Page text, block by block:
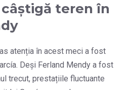
câștigă teren în
atenția în acest meci a fost
Deși Ferland Mendy a fost
trecut, prestațiile fluctuante